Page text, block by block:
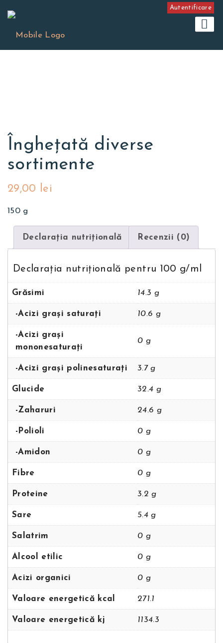
Autentificare
Îngheţată diverse
sortimente
29,00 lei
150 g
Declarația nutriţională Recenzii (0)
Declarația nutriţională pentru 100 g/ml
Grăsimi 14.3 g
-Acizi grași saturați 10.6 g
-Acizi grași
mononesaturați
0 g
-Acizi grași polinesaturați 3.7 g
Glucide 32.4 g
-Zaharuri 24.6 g
-Polioli 0 g
-Amidon 0 g
Fibre 0 g
Proteine 3.2 g
Sare 5.4 g
Salatrim 0 g
Alcool etilic 0 g
Acizi organici 0 g
Valoare energetică kcal 271.1
Valoare energetică kj 1134.3